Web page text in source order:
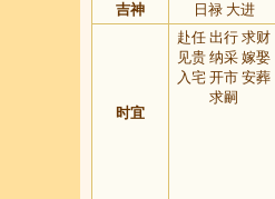
吉神
日禄 大进
时宜
赴任 出行 求财
见贵 纳采 嫁娶
入宅 开市 安葬
求嗣